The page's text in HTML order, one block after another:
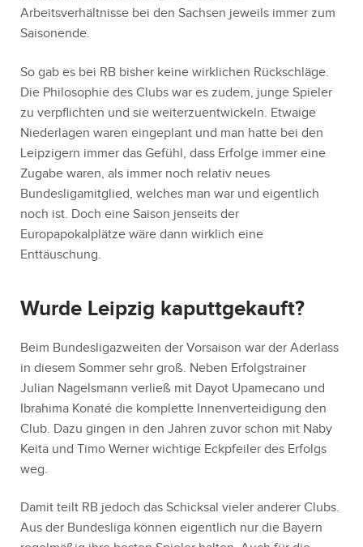
Arbeitsverhältnisse bei den Sachsen jeweils immer zum
Saisonende.
So gab es bei RB bisher keine wirklichen Rückschläge.
Die Philosophie des Clubs war es zudem, junge Spieler
zu verpflichten und sie weiterzuentwickeln. Etwaige
Niederlagen waren eingeplant und man hatte bei den
Leipzigern immer das Gefühl, dass Erfolge immer eine
Zugabe waren, als immer noch relativ neues
Bundesligamitglied, welches man war und eigentlich
noch ist. Doch eine Saison jenseits der
Europapokalplätze wäre dann wirklich eine
Enttäuschung.
Wurde Leipzig kaputtgekauft?
Beim Bundesligazweiten der Vorsaison war der Aderlass
in diesem Sommer sehr groß. Neben Erfolgstrainer
Julian Nagelsmann verließ mit Dayot Upamecano und
Ibrahima Konaté die komplette Innenverteidigung den
Club. Dazu gingen in den Jahren zuvor schon mit Naby
Keita und Timo Werner wichtige Eckpfeiler des Erfolgs
weg.
Damit teilt RB jedoch das Schicksal vieler anderer Clubs.
Aus der Bundesliga können eigentlich nur die Bayern